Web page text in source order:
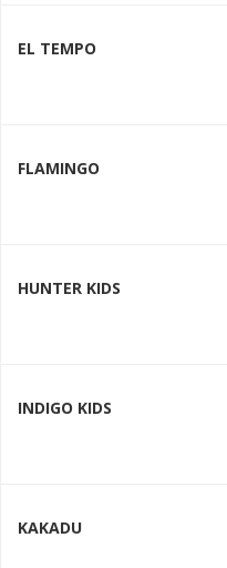
EL TEMPO
FLAMINGO
HUNTER KIDS
INDIGO KIDS
KAKADU